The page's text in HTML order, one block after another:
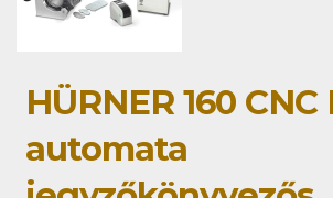
HÜRNER 160 CNC
automata